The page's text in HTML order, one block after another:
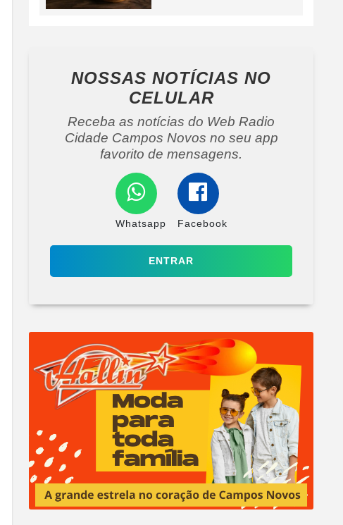
NOSSAS NOTÍCIAS NO
CELULAR
Receba as notícias do Web Radio
Cidade Campos Novos no seu app
favorito de mensagens.
Whatsapp Facebook
ENTRAR